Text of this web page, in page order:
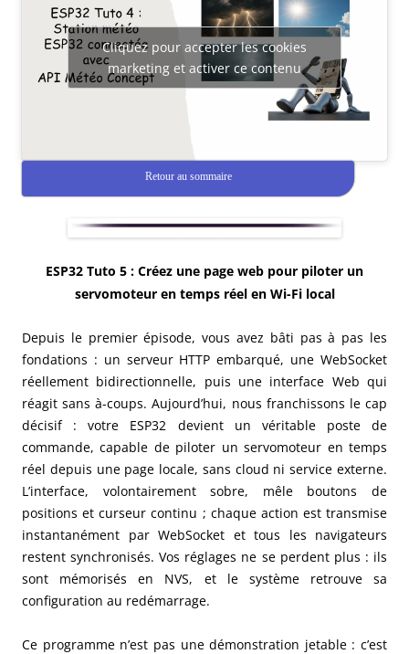
Cliquez pour accepter les cookies
marketing et activer ce contenu
Retour au sommaire
ESP32 Tuto 5 : Créez une page web pour piloter un
servomoteur en temps réel en Wi-Fi local
Depuis le premier épisode, vous avez bâti pas à pas les
fondations : un serveur HTTP embarqué, une WebSocket
réellement bidirectionnelle, puis une interface Web qui
réagit sans à-coups. Aujourd’hui, nous franchissons le cap
décisif : votre ESP32 devient un véritable poste de
commande, capable de piloter un servomoteur en temps
réel depuis une page locale, sans cloud ni service externe.
L’interface, volontairement sobre, mêle boutons de
positions et curseur continu ; chaque action est transmise
instantanément par WebSocket et tous les navigateurs
restent synchronisés. Vos réglages ne se perdent plus : ils
sont mémorisés en NVS, et le système retrouve sa
configuration au redémarrage.
Ce programme n’est pas une démonstration jetable : c’est